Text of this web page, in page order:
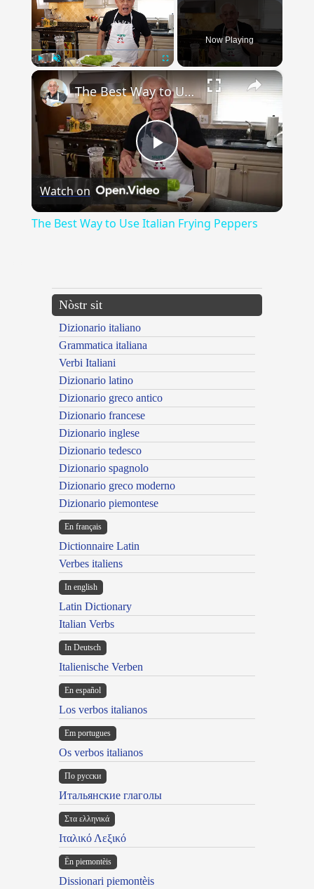
Unmute
Now Playing
×
Play
Video
The Best Way to Use Italian Frying Peppers
Watch on
The Best Way to Use Italian Frying Peppers
Nòstr sit
Dizionario italiano
Grammatica italiana
Verbi Italiani
Dizionario latino
Dizionario greco antico
Dizionario francese
Dizionario inglese
Dizionario tedesco
Dizionario spagnolo
Dizionario greco moderno
Dizionario piemontese
En français
Dictionnaire Latin
Verbes italiens
In english
Latin Dictionary
Italian Verbs
In Deutsch
Italienische Verben
En español
Los verbos italianos
Em portugues
Os verbos italianos
По русски
Итальянские глаголы
Στα ελληνικά
Ιταλικό Λεξικό
Ën piemontèis
Dissionari piemontèis